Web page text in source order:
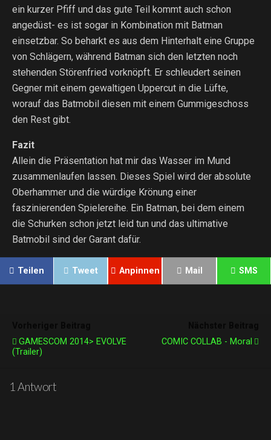
ein kurzer Pfiff und das gute Teil kommt auch schon
angedüst- es ist sogar in Kombination mit Batman
einsetzbar. So beharkt es aus dem Hinterhalt eine Gruppe
von Schlägern, während Batman sich den letzten noch
stehenden Störenfried vorknöpft. Er schleudert seinen
Gegner mit einem gewaltigen Uppercut in die Lüfte,
worauf das Batmobil diesen mit einem Gummigeschoss
den Rest gibt.
Fazit
Allein die Präsentation hat mir das Wasser im Mund
zusammenlaufen lassen. Dieses Spiel wird der absolute
Oberhammer und die würdige Krönung einer
faszinierenden Spielereihe. Ein Batman, bei dem einem
die Schurken schon jetzt leid tun und das ultimative
Batmobil sind der Garant dafür.
Teilen Tweet Anpinnen Mail SMS
GAMESCOM 2014> EVOLVE
(Trailer)
COMIC COLLAB - Moral
1 Antwort